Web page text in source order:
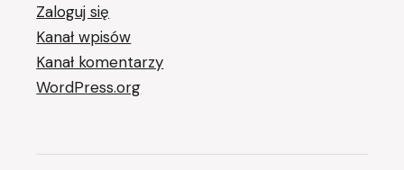
Zaloguj się
Kanał wpisów
Kanał komentarzy
WordPress.org